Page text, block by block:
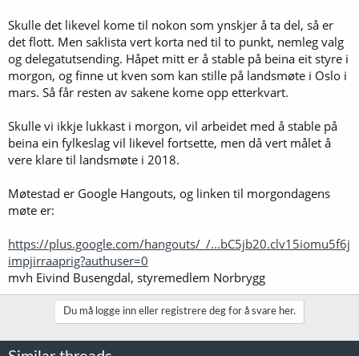
Skulle det likevel kome til nokon som ynskjer å ta del, så er
det flott. Men saklista vert korta ned til to punkt, nemleg valg
og delegatutsending. Håpet mitt er å stable på beina eit styre i
morgon, og finne ut kven som kan stille på landsmøte i Oslo i
mars. Så får resten av sakene kome opp etterkvart.
Skulle vi ikkje lukkast i morgon, vil arbeidet med å stable på
beina ein fylkeslag vil likevel fortsette, men då vert målet å
vere klare til landsmøte i 2018.
Møtestad er Google Hangouts, og linken til morgondagens
møte er:
https://plus.google.com/hangouts/_/...bC5jb20.clv15iomu5f6j
impjirraaprig?authuser=0
mvh Eivind Busengdal, styremedlem Norbrygg
Du må logge inn eller registrere deg for å svare her.